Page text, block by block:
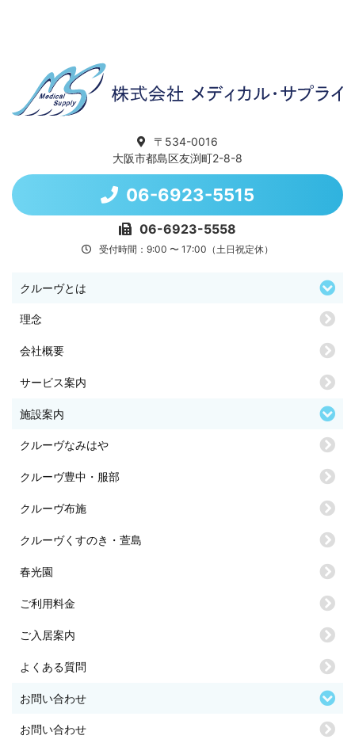
〒534-0016
大阪市都島区友渕町2-8-8
06-6923-5515
06-6923-5558
受付時間：9:00 〜 17:00（土日祝定休）
クルーヴとは
理念
会社概要
サービス案内
施設案内
クルーヴなみはや
クルーヴ豊中・服部
クルーヴ布施
クルーヴくすのき・萱島
春光園
ご利用料金
ご入居案内
よくある質問
お問い合わせ
お問い合わせ